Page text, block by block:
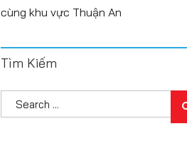
cùng khu vực Thuận An
Tìm Kiếm